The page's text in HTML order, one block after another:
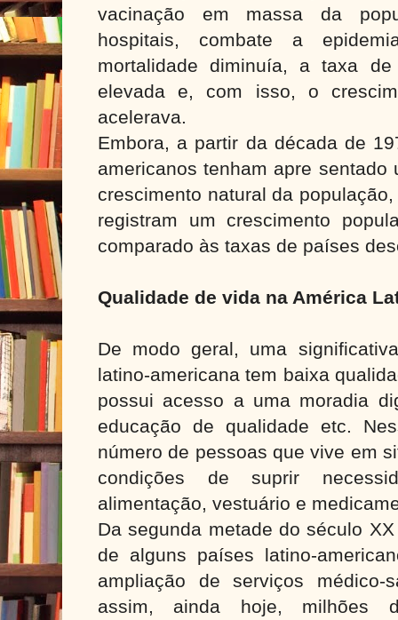
vacinação em massa da
hospitais, combate a
mortalidade diminuía, a taxa de
elevada e, com isso, o
acelerava.
Embora, a partir da década de
americanos tenham apre
crescimento natural da
registram um crescimento
comparado às taxas de países
Qualidade de vida na América
De modo geral, uma
latino-americana tem baixa
possui acesso a uma moradia
educação de qualidade etc.
número de pessoas que vive em
condições de suprir
alimentação, vestuário e
Da segunda metade do século
de alguns países latino-
ampliação de serviços médico-
assim, ainda hoje, milhões